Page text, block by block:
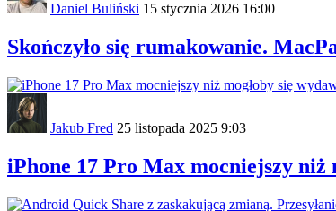
Daniel Buliński 15 stycznia 2026 16:00
Skończyło się rumakowanie.
Jakub Fred 25 listopada 2025 9:03
iPhone 17 Pro Max mocniejszy